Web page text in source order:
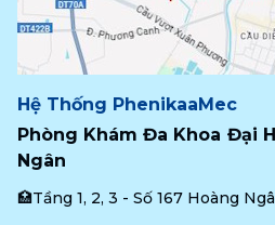
Hệ Thống PhenikaaMec
Phòng Khám Đa Khoa Đại
Ngân
🏥Tầng 1, 2, 3 - Số 167 Hoàng